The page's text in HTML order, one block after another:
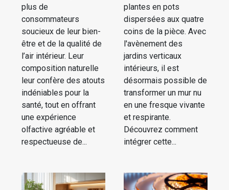
plus de
consommateurs
soucieux de leur bien-
être et de la qualité de
l’air intérieur. Leur
composition naturelle
leur confère des atouts
indéniables pour la
santé, tout en offrant
une expérience
olfactive agréable et
respectueuse de...
plantes en pots
dispersées aux quatre
coins de la pièce. Avec
l'avènement des
jardins verticaux
intérieurs, il est
désormais possible de
transformer un mur nu
en une fresque vivante
et respirante.
Découvrez comment
intégrer cette...